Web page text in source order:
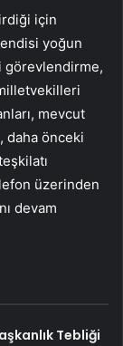
için
yoğun
görevlendirme,
mevcut
daha önceki
üzerinden
devam
Tebliği